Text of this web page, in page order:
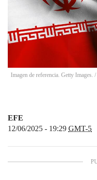
Imagen de referencia. Getty Images. /
EFE
12/06/2025 - 19:29 GMT-5